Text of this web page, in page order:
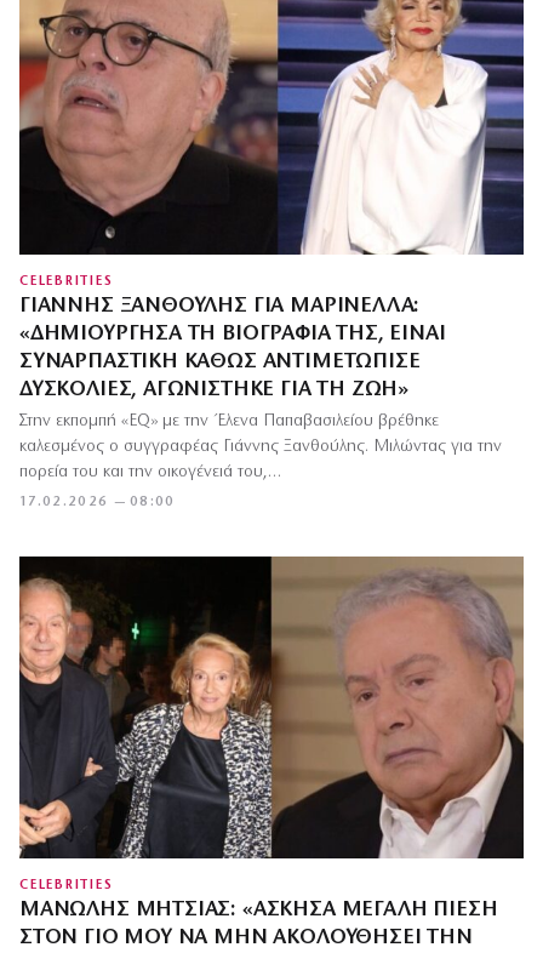
CELEBRITIES
ΓΙΆΝΝΗΣ ΞΑΝΘΟΎΛΗΣ ΓΙΑ ΜΑΡΙΝΈΛΛΑ:
«ΔΗΜΙΟΎΡΓΗΣΑ ΤΗ ΒΙΟΓΡΑΦΊΑ ΤΗΣ, ΕΊΝΑΙ
ΣΥΝΑΡΠΑΣΤΙΚΉ ΚΑΘΏΣ ΑΝΤΙΜΕΤΏΠΙΣΕ
ΔΥΣΚΟΛΊΕΣ, ΑΓΩΝΊΣΤΗΚΕ ΓΙΑ ΤΗ ΖΩΉ»
17.02.2026 — 08:00
Στην εκπομπή «EQ» με την Έλενα Παπαβασιλείου βρέθηκε
καλεσμένος ο συγγραφέας Γιάννης Ξανθούλης. Μιλώντας για την
πορεία του και την οικογένειά του,…
CELEBRITIES
ΜΑΝΏΛΗΣ ΜΗΤΣΙΆΣ: «ΆΣΚΗΣΑ ΜΕΓΆΛΗ ΠΊΕΣΗ
ΣΤΟΝ ΓΙΟ ΜΟΥ ΝΑ ΜΗΝ ΑΚΟΛΟΥΘΉΣΕΙ ΤΗΝ